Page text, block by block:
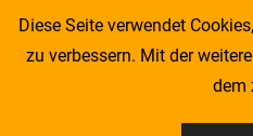
Zum
Diese Seite verwendet
zu verbessern. Mit der
dem